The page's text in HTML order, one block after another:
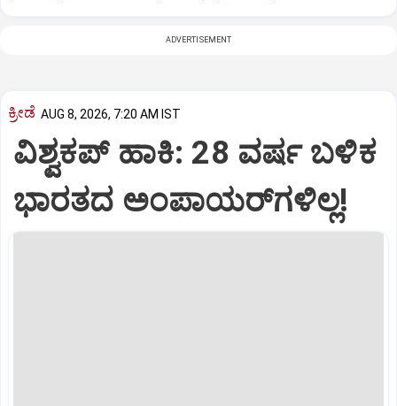
ADVERTISEMENT
ಕ್ರೀಡೆ AUG 8, 2026, 7:20 AM IST
ವಿಶ್ವಕಪ್‌ ಹಾಕಿ: 28 ವರ್ಷ ಬಳಿಕ
ಭಾರತದ ಅಂಪಾಯರ್‌ಗಳಿಲ್ಲ!